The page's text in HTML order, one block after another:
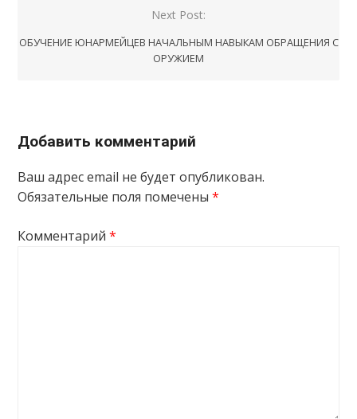
Next Post:
ОБУЧЕНИЕ ЮНАРМЕЙЦЕВ НАЧАЛЬНЫМ НАВЫКАМ ОБРАЩЕНИЯ С
ОРУЖИЕМ
Добавить комментарий
Ваш адрес email не будет опубликован.
Обязательные поля помечены*
Комментарий*